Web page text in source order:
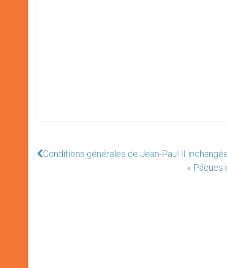
Conditions générales de Jean-Paul II
« Pâques